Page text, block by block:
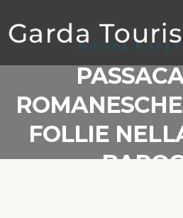
MUSICA E
FOLLIE